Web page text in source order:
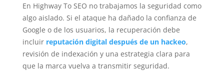
En Highway To SEO no trabajamos la seguridad como
algo aislado. Si el ataque ha dañado la confianza de
Google o de los usuarios, la recuperación debe
incluir reputación digital después de un hackeo,
revisión de indexación y una estrategia clara para
que la marca vuelva a transmitir seguridad.